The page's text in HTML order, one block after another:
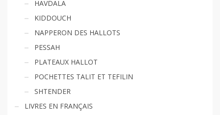
HAVDALA
KIDDOUCH
NAPPERON DES HALLOTS
PESSAH
PLATEAUX HALLOT
POCHETTES TALIT ET TEFILIN
SHTENDER
LIVRES EN FRANÇAIS